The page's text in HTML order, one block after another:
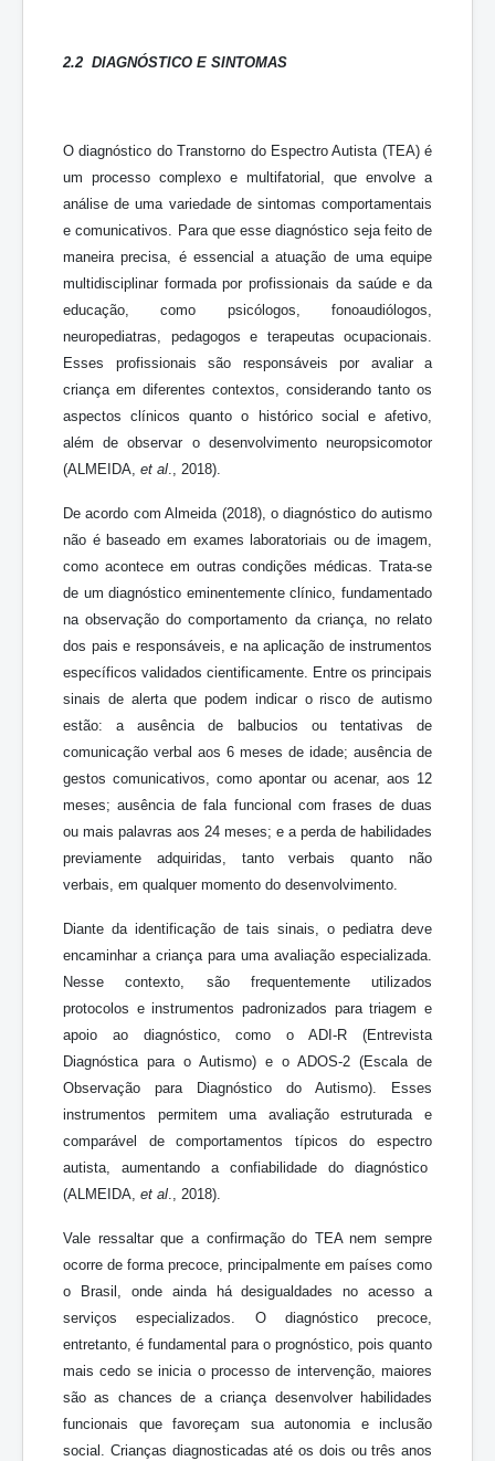
2.2 DIAGNÓSTICO E SINTOMAS
O diagnóstico do Transtorno do Espectro Autista (TEA) é
um processo complexo e multifatorial, que envolve a
análise de uma variedade de sintomas comportamentais
e comunicativos. Para que esse diagnóstico seja feito de
maneira precisa, é essencial a atuação de uma equipe
multidisciplinar formada por profissionais da saúde e da
educação, como psicólogos, fonoaudiólogos,
neuropediatras, pedagogos e terapeutas ocupacionais.
Esses profissionais são responsáveis por avaliar a
criança em diferentes contextos, considerando tanto os
aspectos clínicos quanto o histórico social e afetivo,
além de observar o desenvolvimento neuropsicomotor
(ALMEIDA, et al ., 2018).
De acordo com Almeida (2018), o diagnóstico do autismo
não é baseado em exames laboratoriais ou de imagem,
como acontece em outras condições médicas. Trata-se
de um diagnóstico eminentemente clínico, fundamentado
na observação do comportamento da criança, no relato
dos pais e responsáveis, e na aplicação de instrumentos
específicos validados cientificamente. Entre os principais
sinais de alerta que podem indicar o risco de autismo
estão: a ausência de balbucios ou tentativas de
comunicação verbal aos 6 meses de idade; ausência de
gestos comunicativos, como apontar ou acenar, aos 12
meses; ausência de fala funcional com frases de duas
ou mais palavras aos 24 meses; e a perda de habilidades
previamente adquiridas, tanto verbais quanto não
verbais, em qualquer momento do desenvolvimento.
Diante da identificação de tais sinais, o pediatra deve
encaminhar a criança para uma avaliação especializada.
Nesse contexto, são frequentemente utilizados
protocolos e instrumentos padronizados para triagem e
apoio ao diagnóstico, como o ADI-R (Entrevista
Diagnóstica para o Autismo) e o ADOS-2 (Escala de
Observação para Diagnóstico do Autismo). Esses
instrumentos permitem uma avaliação estruturada e
comparável de comportamentos típicos do espectro
autista, aumentando a confiabilidade do diagnóstico
(ALMEIDA, et al ., 2018).
Vale ressaltar que a confirmação do TEA nem sempre
ocorre de forma precoce, principalmente em países como
o Brasil, onde ainda há desigualdades no acesso a
serviços especializados. O diagnóstico precoce,
entretanto, é fundamental para o prognóstico, pois quanto
mais cedo se inicia o processo de intervenção, maiores
são as chances de a criança desenvolver habilidades
funcionais que favoreçam sua autonomia e inclusão
social. Crianças diagnosticadas até os dois ou três anos